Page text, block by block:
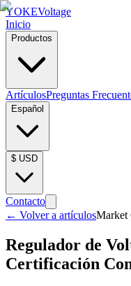
YOKEVoltage
Inicio
Productos
ArtículosPreguntas
Español
$ USD
Contacto
← Volver a artículosMarket
Regulador de
Certificación